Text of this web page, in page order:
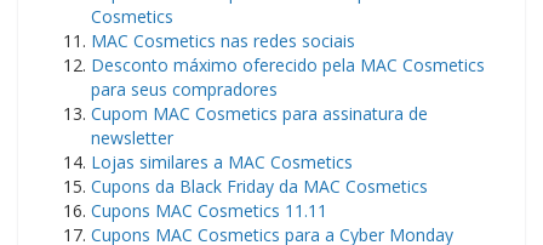
Cosmetics
MAC Cosmetics nas redes sociais
Desconto máximo oferecido pela MAC Cosmetics
para seus compradores
Cupom MAC Cosmetics para assinatura de
newsletter
Lojas similares a MAC Cosmetics
Cupons da Black Friday da MAC Cosmetics
Cupons MAC Cosmetics 11.11
Cupons MAC Cosmetics para a Cyber Monday